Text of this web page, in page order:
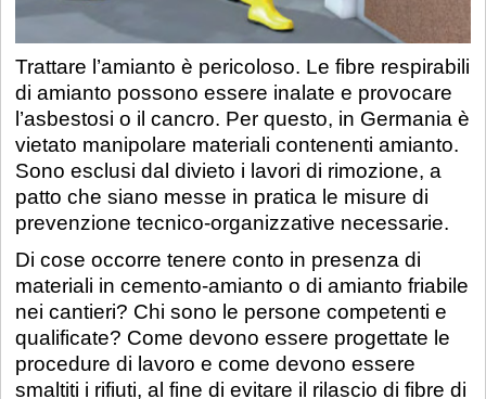
Trattare l’amianto è pericoloso. Le fibre respirabili
di amianto possono essere inalate e provocare
l’asbestosi o il cancro. Per questo, in Germania è
vietato manipolare materiali contenenti amianto.
Sono esclusi dal divieto i lavori di rimozione, a
patto che siano messe in pratica le misure di
prevenzione tecnico-organizzative necessarie.
Di cose occorre tenere conto in presenza di
materiali in cemento-amianto o di amianto friabile
nei cantieri? Chi sono le persone competenti e
qualificate? Come devono essere progettate le
procedure di lavoro e come devono essere
smaltiti i rifiuti, al fine di evitare il rilascio di fibre di